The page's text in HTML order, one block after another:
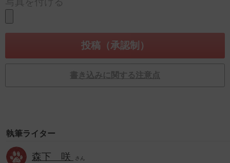
書き込みに関する注意点
執筆ライター
森下 咲 さん